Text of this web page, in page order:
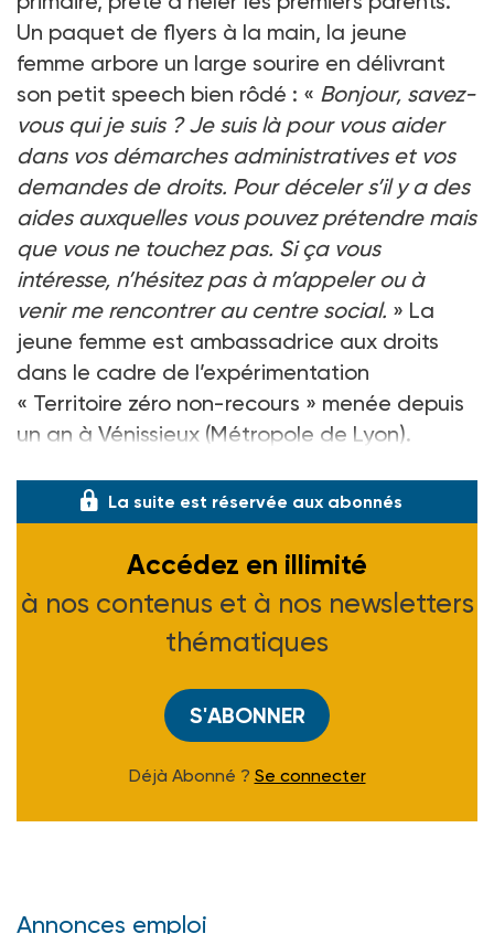
Un paquet de flyers à la main, la jeune
femme arbore un large sourire en délivrant
son petit speech bien rôdé : « Bonjour, savez-
vous qui je suis ? Je suis là pour vous aider
dans vos démarches administratives et vos
demandes de droits. Pour déceler s’il y a des
aides auxquelles vous pouvez prétendre mais
que vous ne touchez pas. Si ça vous
intéresse, n’hésitez pas à m’appeler ou à
venir me rencontrer au centre social. » La
jeune femme est ambassadrice aux droits
dans le cadre de l’expérimentation
« Territoire zéro non-recours » menée depuis
un an à Vénissieux (Métropole de Lyon).
La suite est réservée aux abonnés
Accédez en illimité
à nos contenus et à nos newsletters
thématiques
S'ABONNER
Déjà Abonné ? Se connecter
Annonces emploi